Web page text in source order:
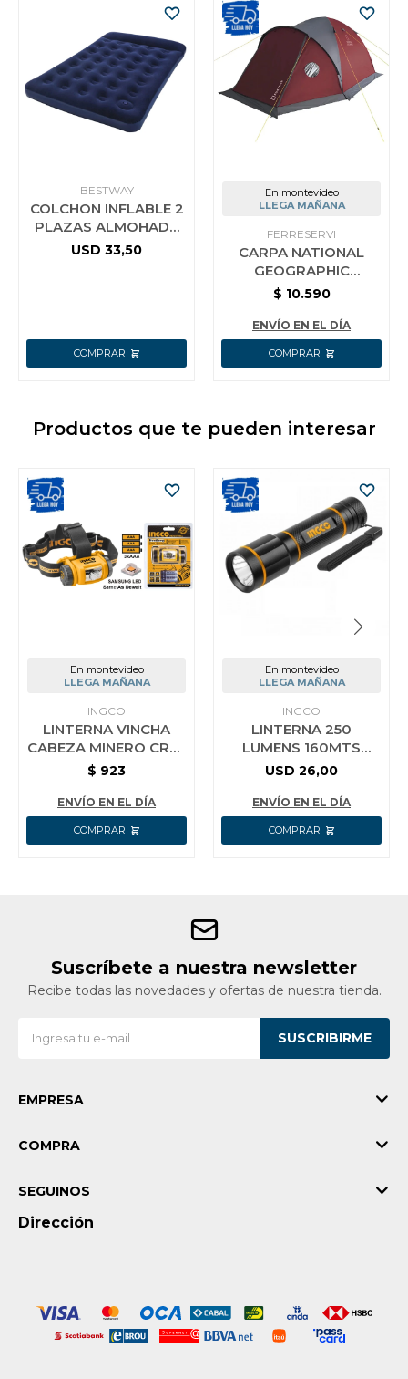
BESTWAY
COLCHON INFLABLE 2
PLAZAS ALMOHADA
BESTWAY
USD 33,50
En montevideo
LLEGA MAÑANA
FERRESERVI
CARPA NATIONAL
GEOGRAPHIC
ROCKPORT 5
$ 10.590
ENVÍO EN EL DÍA
Productos que te pueden interesar
En montevideo
LLEGA MAÑANA
INGCO
LINTERNA VINCHA
CABEZA MINERO CREE
LED 5W INGCO
$ 923
ENVÍO EN EL DÍA
En montevideo
LLEGA MAÑANA
INGCO
LINTERNA 250
LUMENS 160MTS
INGCO HFL013AAA58
USD 26,00
ENVÍO EN EL DÍA
Suscríbete a nuestra newsletter
Recibe todas las novedades y ofertas de nuestra tienda.
SUSCRIBIRME
EMPRESA
COMPRA
Dirección
SEGUINOS